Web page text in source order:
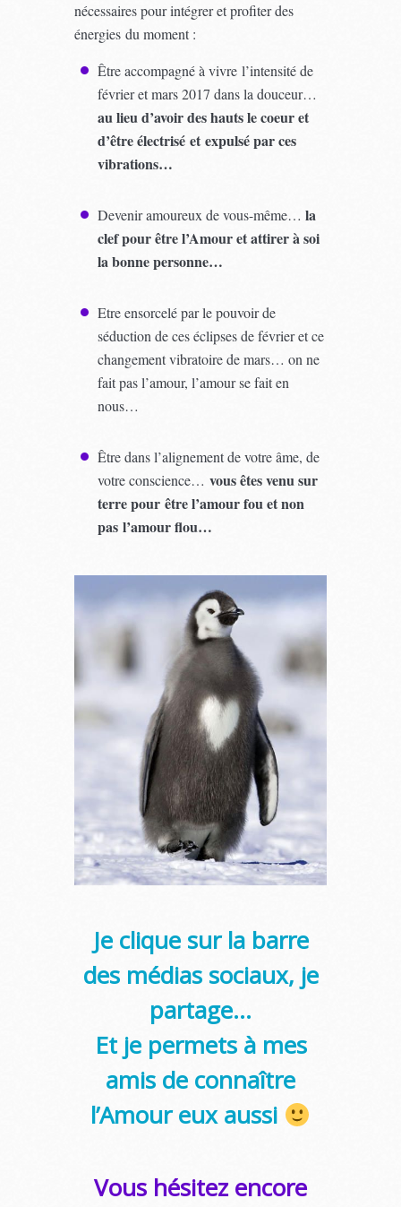
nécessaires pour intégrer et profiter des
énergies du moment :
Être accompagné à vivre l’intensité de
février et mars 2017 dans la douceur…
au lieu d’avoir des hauts le coeur et
d’être électrisé et expulsé par ces
vibrations…
Devenir amoureux de vous-même… la
clef pour être l’Amour et attirer à soi
la bonne personne…
Etre ensorcelé par le pouvoir de
séduction de ces éclipses de février et ce
changement vibratoire de mars… on ne
fait pas l’amour, l’amour se fait en
nous…
Être dans l’alignement de votre âme, de
votre conscience… vous êtes venu sur
terre pour être l’amour fou et non
pas l’amour flou…
Je clique sur la barre
des médias sociaux, je
partage…
Et je permets à mes
amis de connaître
l’Amour eux aussi
Vous hésitez encore